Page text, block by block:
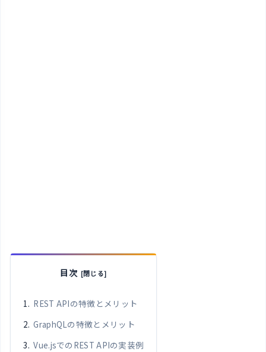
目次
REST APIの特徴とメリット
GraphQLの特徴とメリット
Vue.jsでのREST APIの実装例